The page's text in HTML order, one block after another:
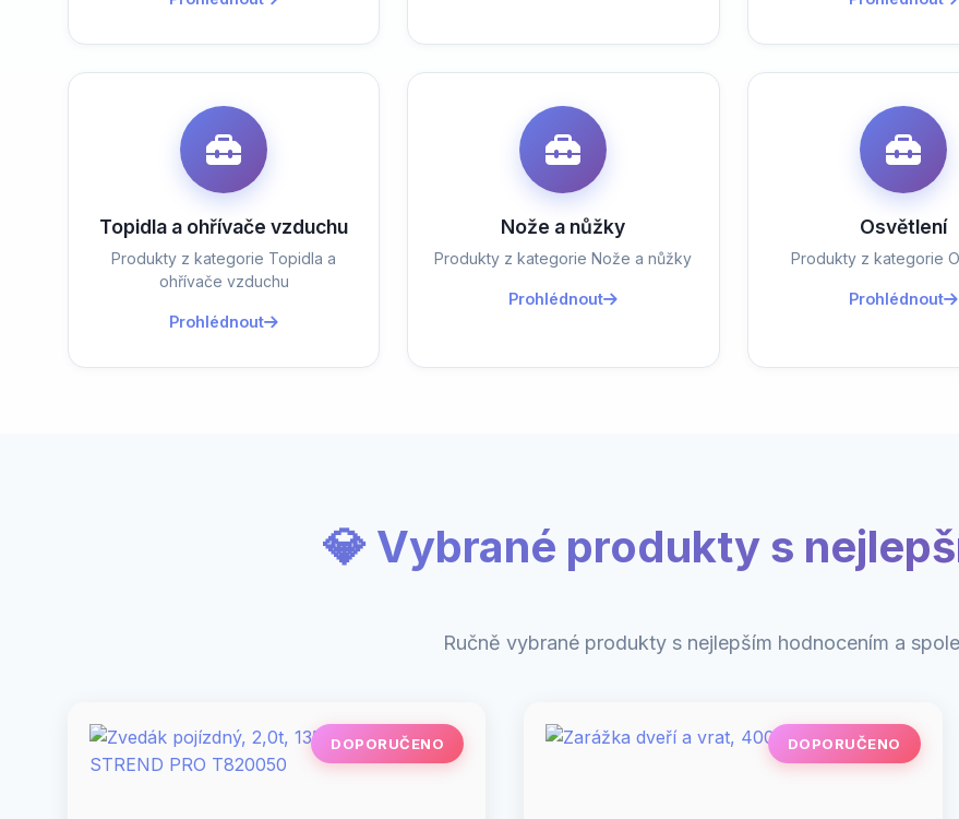
Topidla a ohřívače vzduchu
Produkty z kategorie Topidla a
ohřívače vzduchu
Prohlédnout
Nože a nůžky
Produkty z kategorie Nože a nůžky
Prohlédnout
Osvětlení
Produkty z kategorie
Prohlédnout
💎 Vybrané produkty s
Ručně vybrané produkty s nejlepším hodnocením a
DOPORUČENO DOPORUČENO